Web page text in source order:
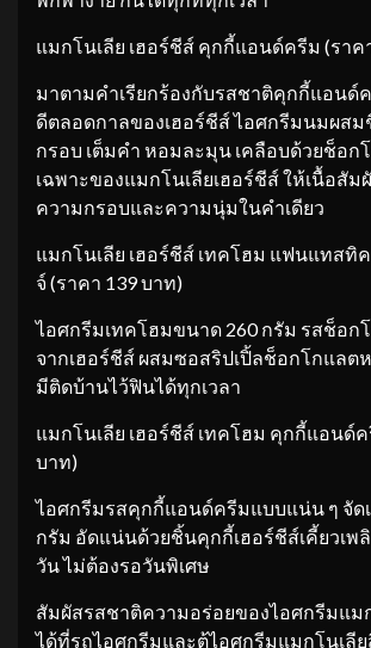
แมกโนเลีย เฮอร์ชีส์ คุกกี้แอนด์ครีม (ราค
มาตามคำเรียกร้องกับรสชาติคุกกี้แอนด์
ดีตลอดกาลของเฮอร์ชีส์ ไอศกรีมนมผส
กรอบ เต็มคำ หอมละมุน เคลือบด้วยช็อก
เฉพาะของแมกโนเลียเฮอร์ชีส์ ให้เนื้อสัม
ความกรอบและความนุ่มในคำเดียว
แมกโนเลีย เฮอร์ชีส์ เทคโฮม แฟนแทสทิ
จ์ (ราคา 139 บาท)
ไอศกรีมเทคโฮมขนาด 260 กรัม รสช็อก
จากเฮอร์ชีส์ ผสมซอสริปเปิ้ลช็อกโกแลต
มีติดบ้านไว้ฟินได้ทุกเวลา
แมกโนเลีย เฮอร์ชีส์ เทคโฮม คุกกี้แอนด์
บาท)
ไอศกรีมรสคุกกี้แอนด์ครีมแบบแน่น ๆ จัด
กรัม อัดแน่นด้วยชิ้นคุกกี้เฮอร์ชีส์เคี้ยวเพ
วัน ไม่ต้องรอวันพิเศษ
สัมผัสรสชาติความอร่อยของไอศกรีมแม
ได้ที่รถไอศกรีมและตู้ไอศกรีมแมกโนเลี